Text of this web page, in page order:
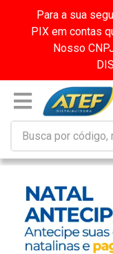
Para a sua
PIX em contas
Nosso